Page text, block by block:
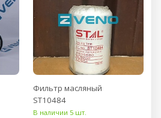
Фильтр масляный
ST10484
В наличии 5 шт.